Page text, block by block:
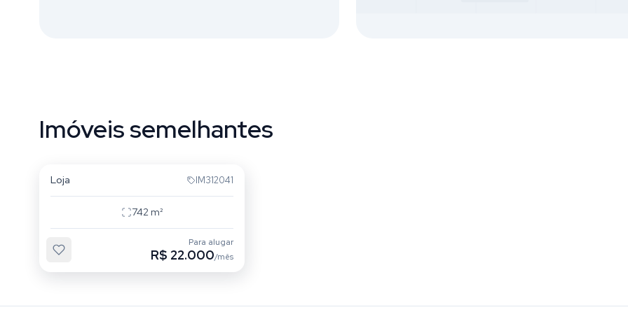
Imóveis semelhantes
Loja IM312041
742 m²
Para alugar
R$ 22.000/mês